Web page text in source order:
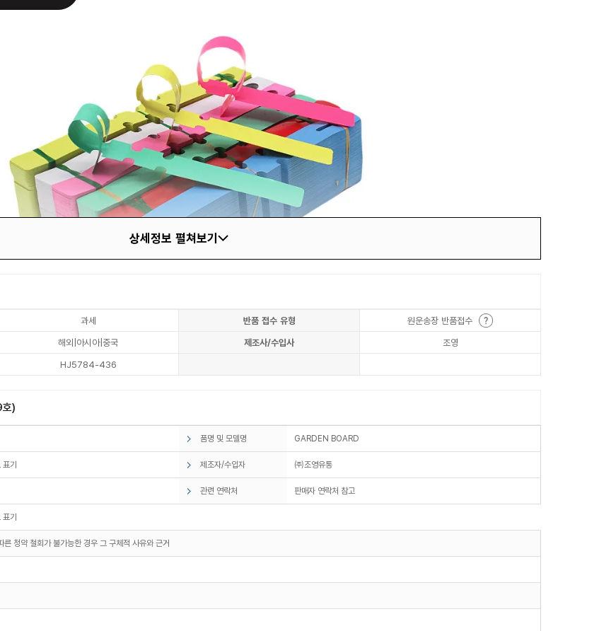
상세정보 펼쳐보기
과세 반품 접수 유형
원운송장 반품접수
해외|아시아|중국 제조사/수입사
조영
HJ5784-436
)
품명 및 모델명 GARDEN BOARD
표기 제조자/수입자 ㈜조영유통
관련 연락처 판매자 연락처 참고
표기
청약 철회가 불가능한 경우 그 구체적 사유와 근거